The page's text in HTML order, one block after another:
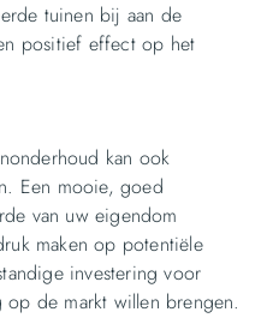
tuinen bij aan de
positief effect op het
kan ook
Een mooie, goed
van uw eigendom
maken op potentiële
investering voor
de markt willen brengen.